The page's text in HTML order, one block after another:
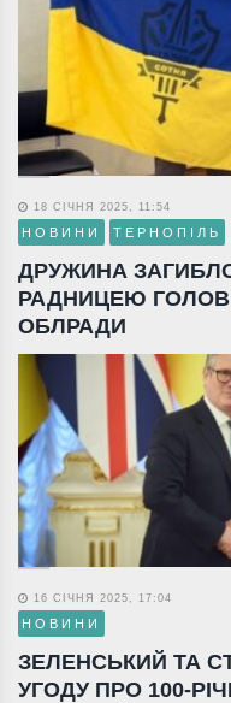
18 СІЧНЯ 2025, 11:54
НОВИНИ ТЕРНОПІЛЬ
ДРУЖИНА
РАДНИЦЕЮ
ОБЛРАДИ
16 СІЧНЯ 2025, 17:04
НОВИНИ
ЗЕЛЕНСЬКИЙ ТА
УГОДУ ПРО 100-